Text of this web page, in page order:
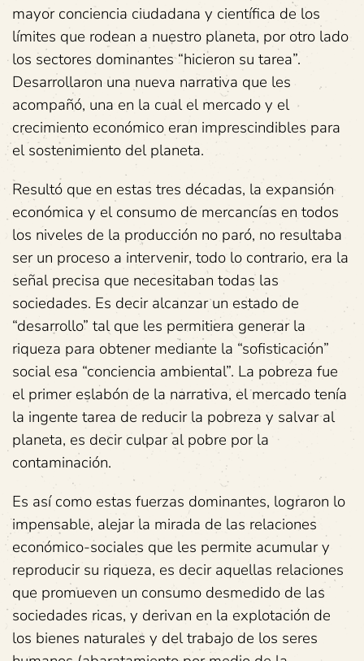
mayor conciencia ciudadana y científica de los
límites que rodean a nuestro planeta, por otro lado
los sectores dominantes “hicieron su tarea”.
Desarrollaron una nueva narrativa que les
acompañó, una en la cual el mercado y el
crecimiento económico eran imprescindibles para
el sostenimiento del planeta.
Resultó que en estas tres décadas, la expansión
económica y el consumo de mercancías en todos
los niveles de la producción no paró, no resultaba
ser un proceso a intervenir, todo lo contrario, era la
señal precisa que necesitaban todas las
sociedades. Es decir alcanzar un estado de
“desarrollo” tal que les permitiera generar la
riqueza para obtener mediante la “sofisticación”
social esa “conciencia ambiental”. La pobreza fue
el primer eslabón de la narrativa, el mercado tenía
la ingente tarea de reducir la pobreza y salvar al
planeta, es decir culpar al pobre por la
contaminación.
Es así como estas fuerzas dominantes, lograron lo
impensable, alejar la mirada de las relaciones
económico-sociales que les permite acumular y
reproducir su riqueza, es decir aquellas relaciones
que promueven un consumo desmedido de las
sociedades ricas, y derivan en la explotación de
los bienes naturales y del trabajo de los seres